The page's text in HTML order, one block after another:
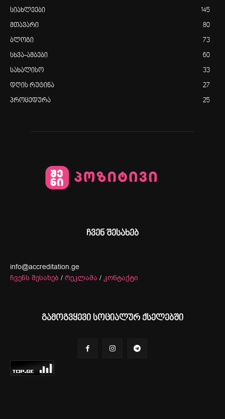
სიახლეები 145
მთავარი 80
ბლოგი 73
სხვა-ამბები 60
სახალისო 33
დღის რუტინა 27
პროცედურა 25
ჩვენ შესახებ
info@accreditation.ge
ჩვენს შესახებ / რეკლამა / კონტაქტი
გამოგვყევი სოციალურ ქსელებში